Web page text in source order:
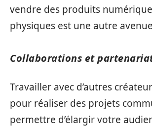
vendre des produits
physiques est une autre
Collaborations et
Travailler avec d’autres
pour réaliser des projets
permettre d’élargir votre